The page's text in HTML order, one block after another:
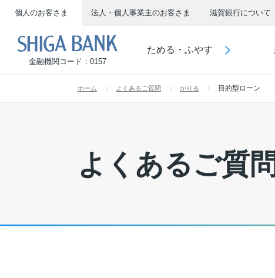
個人のお客さま 法人・個人事業主のお客さま 滋賀銀行について
金融機関コード：0157
ためる・ふやす
ホーム よくあるご質問 かりる 目的型ローン
よくあるご質問